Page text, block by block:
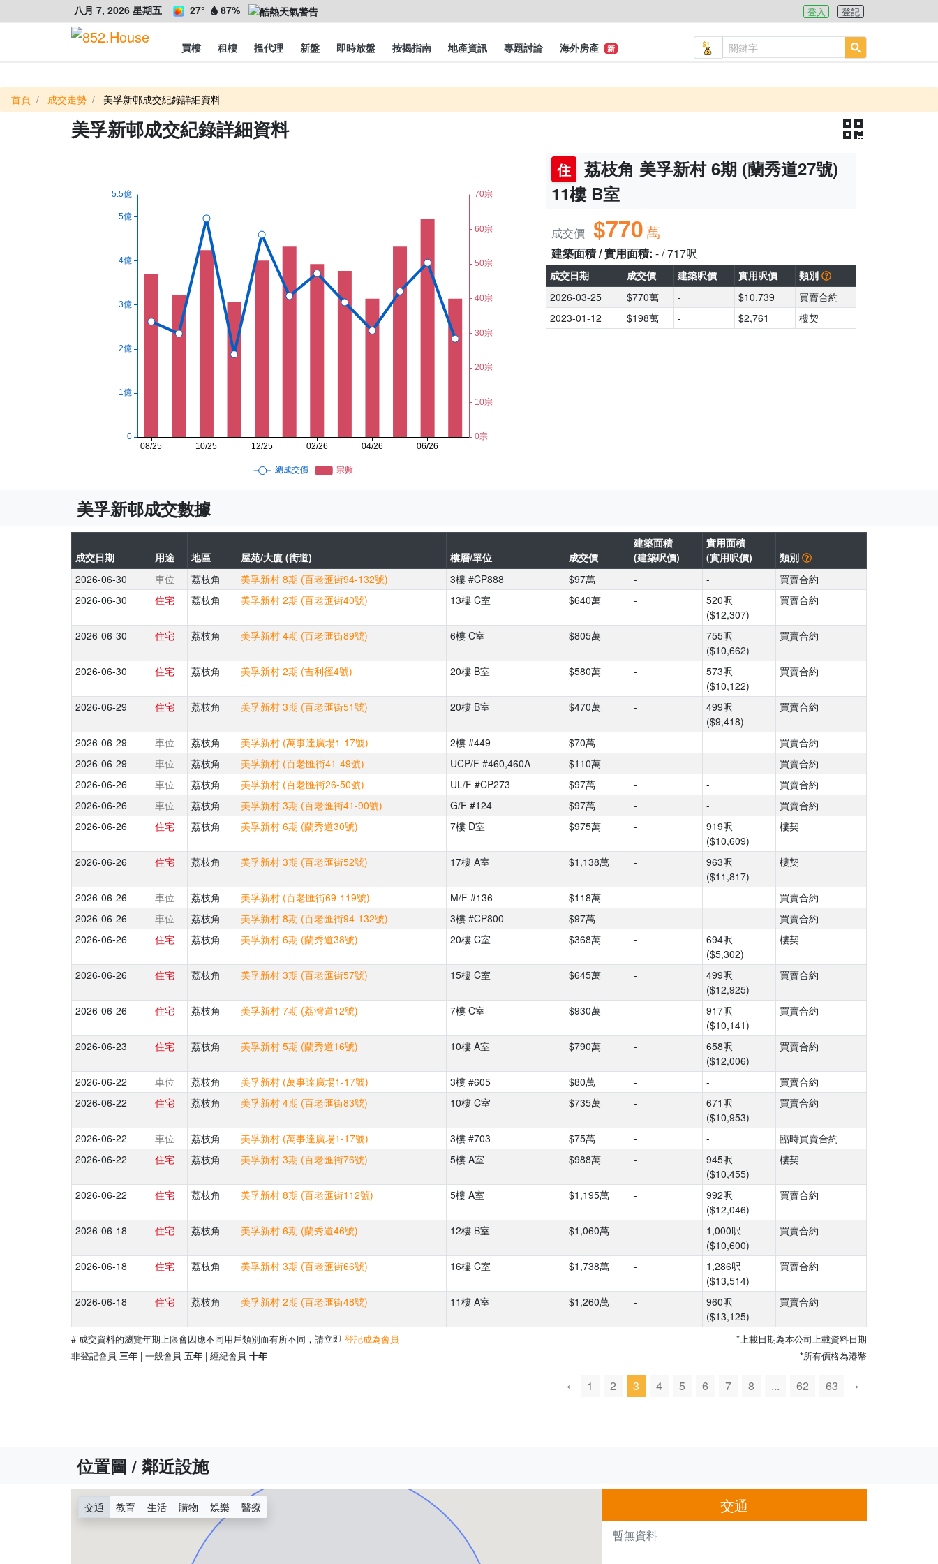
八月 7, 2026 星期五 27° 87% 登入 登記
買樓 租樓 搵代理 新盤 即時放盤 按揭指南 地產資訊 專題討論 海外房產 新
首頁 成交走勢 美孚新邨成交紀錄詳細資料
美孚新邨成交紀錄詳細資料
住
荔枝角 美孚新村 6期 (蘭秀道27號)
11樓 B室
成交價 $770萬
建築面積 / 實用面積: - / 717呎
成交日期 成交價 建築呎價 實用呎價
類別
2026-03-25
$770萬 - $10,739
買賣合約
2023-01-12
$198萬 - $2,761 樓契
美孚新邨成交數據
成交日期 用途 地區 屋苑/大廈 (街道) 樓層/單位 成交價
建築面積
(建築呎價)
實用面積
(實用呎價)
類別
2026-06-30
車位 荔枝角 美孚新村 8期 (百老匯街94-132號) 3樓 #CP888 $97萬 - -
買賣合約
2026-06-30
住宅 荔枝角 美孚新村 2期 (百老匯街40號) 13樓 C室 $640萬 -
520呎
($12,307)
買賣合約
2026-06-30 住宅 荔枝角 美孚新村 4期 (百老匯街89號) 6樓 C室 $805萬 -
755呎
($10,662)
買賣合約
2026-06-30 住宅 荔枝角 美孚新村 2期 (吉利徑4號) 20樓 B室 $580萬 -
573呎
($10,122)
買賣合約
2026-06-29 住宅 荔枝角 美孚新村 3期 (百老匯街51號) 20樓 B室 $470萬 -
499呎
($9,418)
買賣合約
2026-06-29 車位 荔枝角 美孚新村 (萬事達廣場1-17號) 2樓 #449 $70萬 - -
買賣合約
2026-06-29
車位 荔枝角 美孚新村 (百老匯街41-49號) UCP/F #460,460A $110萬 - -
買賣合約
2026-06-26
車位 荔枝角 美孚新村 (百老匯街26-50號) UL/F #CP273 $97萬 - -
買賣合約
2026-06-26
車位 荔枝角 美孚新村 3期 (百老匯街41-90號) G/F #124 $97萬 - -
買賣合約
2026-06-26
住宅 荔枝角 美孚新村 6期 (蘭秀道30號) 7樓 D室 $975萬 -
919呎
($10,609)
樓契
2026-06-26 住宅 荔枝角 美孚新村 3期 (百老匯街52號) 17樓 A室 $1,138萬 -
963呎
($11,817)
樓契
2026-06-26 車位 荔枝角 美孚新村 (百老匯街69-119號) M/F #136 $118萬 - -
買賣合約
2026-06-26
車位 荔枝角 美孚新村 8期 (百老匯街94-132號) 3樓 #CP800 $97萬 - -
買賣合約
2026-06-26
住宅 荔枝角 美孚新村 6期 (蘭秀道38號) 20樓 C室 $368萬 -
694呎
($5,302)
樓契
2026-06-26 住宅 荔枝角 美孚新村 3期 (百老匯街57號) 15樓 C室 $645萬 -
499呎
($12,925)
買賣合約
2026-06-26 住宅 荔枝角 美孚新村 7期 (荔灣道12號) 7樓 C室 $930萬 -
917呎
($10,141)
買賣合約
2026-06-23 住宅 荔枝角 美孚新村 5期 (蘭秀道16號) 10樓 A室 $790萬 -
658呎
($12,006)
買賣合約
2026-06-22 車位 荔枝角 美孚新村 (萬事達廣場1-17號) 3樓 #605 $80萬 - -
買賣合約
2026-06-22
住宅 荔枝角 美孚新村 4期 (百老匯街83號) 10樓 C室 $735萬 -
671呎
($10,953)
買賣合約
2026-06-22 車位 荔枝角 美孚新村 (萬事達廣場1-17號) 3樓 #703 $75萬 - -
臨時買賣合約
2026-06-22
住宅 荔枝角 美孚新村 3期 (百老匯街76號) 5樓 A室 $988萬 -
945呎
($10,455)
樓契
2026-06-22 住宅 荔枝角 美孚新村 8期 (百老匯街112號) 5樓 A室 $1,195萬 -
992呎
($12,046)
買賣合約
2026-06-18 住宅 荔枝角 美孚新村 6期 (蘭秀道46號) 12樓 B室 $1,060萬 -
1,000呎
($10,600)
買賣合約
2026-06-18 住宅 荔枝角 美孚新村 3期 (百老匯街66號) 16樓 C室 $1,738萬 -
1,286呎
($13,514)
買賣合約
2026-06-18 住宅 荔枝角 美孚新村 2期 (百老匯街48號) 11樓 A室 $1,260萬 -
960呎
($13,125)
買賣合約
# 成交資料的瀏覽年期上限會因應不同用戶類別而有所不同，請立即 登記成為會員
非登記會員 三年 | 一般會員 五年 | 經紀會員 十年
*上載日期為本公司上載資料日期
*所有價格為港幣
‹ 1 2 3 4 5 6 7 8 ... 62 63 ›
位置圖 / 鄰近設施
交通 教育 生活 購物 娛樂 醫療 交通
暫無資料